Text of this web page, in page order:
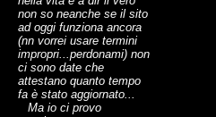
non so neanche se il sito
ad oggi funziona ancora
(nn vorrei usare termini
impropri...perdonami) non
ci sono date che
attestano quanto tempo
fa è stato aggiornato...
Ma io ci provo